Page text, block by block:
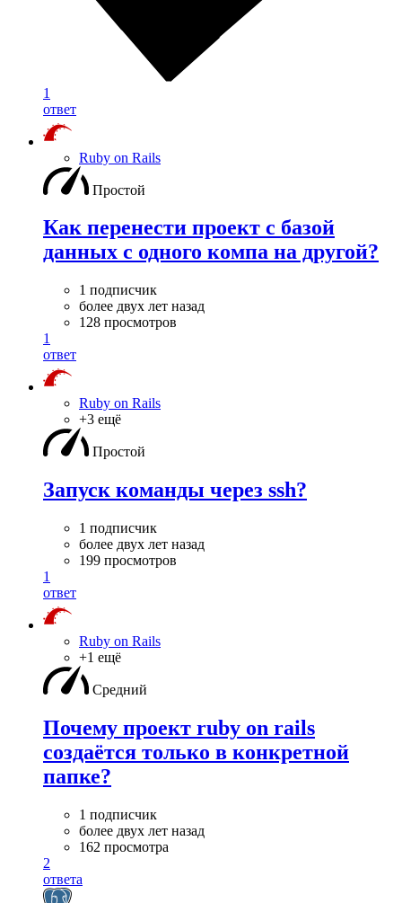
1
ответ
Ruby on Rails
Простой
Как перенести проект с базой
данных с одного компа на другой?
1 подписчик
более двух лет назад
128 просмотров
1
ответ
Ruby on Rails
+3 ещё
Простой
Запуск команды через ssh?
1 подписчик
более двух лет назад
199 просмотров
1
ответ
Ruby on Rails
+1 ещё
Средний
Почему проект ruby on rails
создаётся только в конкретной
папке?
1 подписчик
более двух лет назад
162 просмотра
2
ответа